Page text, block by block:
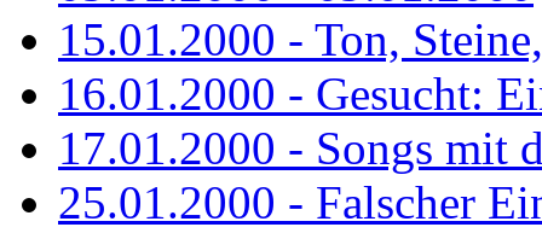
15.01.2000 - Ton,
16.01.2000 - Gesucht:
17.01.2000 - Songs mit
25.01.2000 - Falscher